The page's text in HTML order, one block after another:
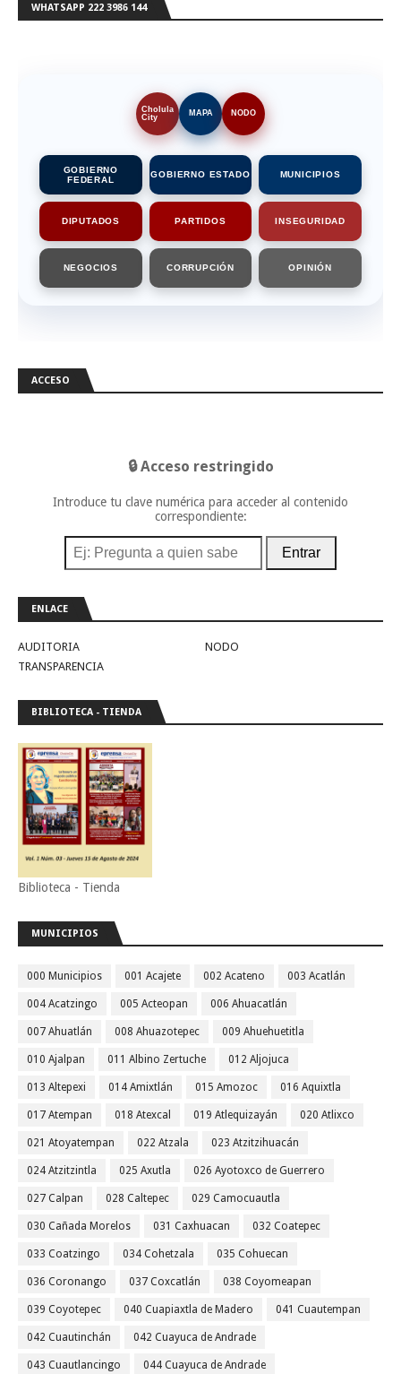
WHATSAPP 222 3986 144
Cholula
City
MAPA NODO
GOBIERNO
FEDERAL
GOBIERNO ESTADO MUNICIPIOS
DIPUTADOS PARTIDOS INSEGURIDAD
NEGOCIOS CORRUPCIÓN OPINIÓN
ACCESO
🔒 Acceso restringido
Introduce tu clave numérica para acceder al contenido
correspondiente:
Entrar
ENLACE
AUDITORIA
NODO
TRANSPARENCIA
BIBLIOTECA - TIENDA
Biblioteca - Tienda
MUNICIPIOS
000 Municipios 001 Acajete 002 Acateno 003 Acatlán
004 Acatzingo 005 Acteopan 006 Ahuacatlán
007 Ahuatlán 008 Ahuazotepec 009 Ahuehuetitla
010 Ajalpan 011 Albino Zertuche 012 Aljojuca
013 Altepexi 014 Amixtlán 015 Amozoc 016 Aquixtla
017 Atempan 018 Atexcal 019 Atlequizayán 020 Atlixco
021 Atoyatempan 022 Atzala 023 Atzitzihuacán
024 Atzitzintla 025 Axutla 026 Ayotoxco de Guerrero
027 Calpan 028 Caltepec 029 Camocuautla
030 Cañada Morelos 031 Caxhuacan 032 Coatepec
033 Coatzingo 034 Cohetzala 035 Cohuecan
036 Coronango 037 Coxcatlán 038 Coyomeapan
039 Coyotepec 040 Cuapiaxtla de Madero 041 Cuautempan
042 Cuautinchán 042 Cuayuca de Andrade
043 Cuautlancingo 044 Cuayuca de Andrade